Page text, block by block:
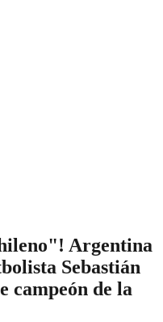
Argentina
Sebastián
campeón de la